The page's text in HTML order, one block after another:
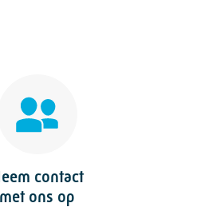
contact
met ons op